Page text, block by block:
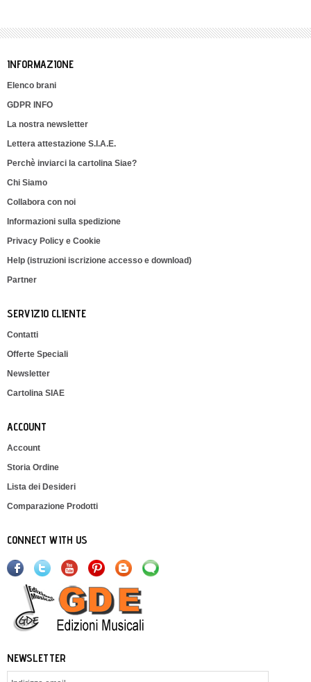
INFORMAZIONE
Elenco brani
GDPR INFO
La nostra newsletter
Lettera attestazione S.I.A.E.
Perchè inviarci la cartolina Siae?
Chi Siamo
Collabora con noi
Informazioni sulla spedizione
Privacy Policy e Cookie
Help (istruzioni iscrizione accesso e download)
Partner
SERVIZIO CLIENTE
Contatti
Offerte Speciali
Newsletter
Cartolina SIAE
ACCOUNT
Account
Storia Ordine
Lista dei Desideri
Comparazione Prodotti
CONNECT WITH US
NEWSLETTER